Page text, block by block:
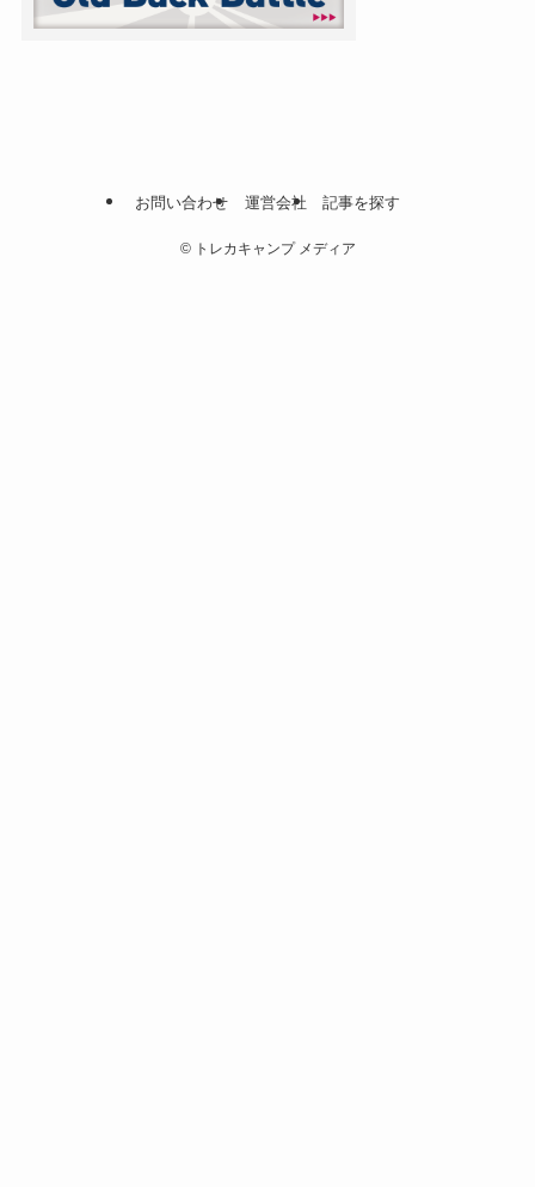
お問い合わせ 運営会社 記事を探す
©トレカキャンプ メディア